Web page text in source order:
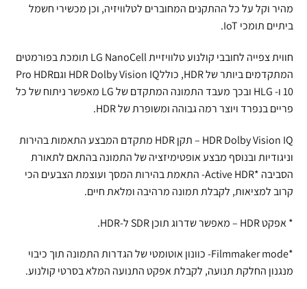
מהיר וקל על כל ההתקנים המחוברים לטלוויזיה, וכן מכשירי חשמל
ביתיים תומכי IoT.
חווית צפייה לחובבי קולנוע טלוויזיית LG NanoCell תומכת בפורמטים
המתקדמים ביותר של HDR, כוללHDR Dolby Vision IQ וגםPro HDR
10 ו- HLG ובכך מעבד התמונה המתקדם של LG מאפשר ניתוח של כל
פריים בנפרד ויוצר רמה גבוהה ומשופרת של HDR.
HDR Dolby Vision IQ – תקן HDR מתקדם המבצע התאמות בהירות
וניגודיות ובנוסף מבצע אופטימיזציה של התמונה בהתאם לתאורת
הסביבה *Active HDR- התאמת בהירות המסך ועוצמת הצבעים הכי
קרוב למציאות, לקבלת תמונה מרהיבה ומלאת חיים.
* אפקט HDR – מאפשר שדרוג תוכן SDR ל-HDR.
*Filmmaker mode- כוונון אוטומטי של הגדרות התמונה תוך כיבוי
מנגנון החלקת תנועה, לקבלת אפקט התנועה המלא בסרטי קולנוע.